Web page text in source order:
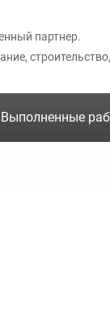
партнер.
Выполненные